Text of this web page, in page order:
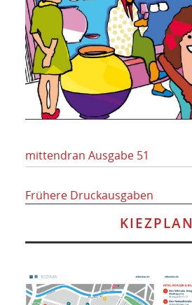
mittendran Ausgabe 51
Frühere Druckausgaben
KIEZPLAN